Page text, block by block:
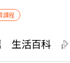
課程
生活百科